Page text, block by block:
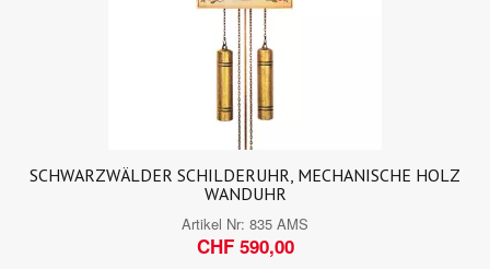
SCHWARZWÄLDER SCHILDERUHR, MECHANISCHE HOLZ
WANDUHR
Artikel Nr: 835 AMS
CHF 590,00